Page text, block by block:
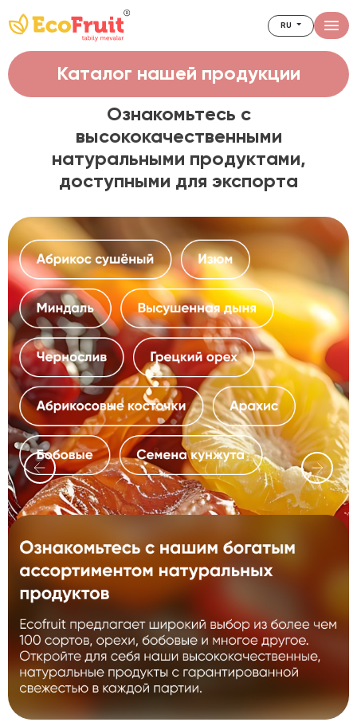
RU
Каталог нашей продукции
Ознакомьтесь с
высококачественными
натуральными продуктами,
доступными для экспорта